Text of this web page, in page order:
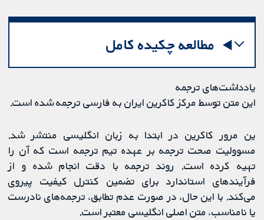
مطالعه چکیده کامل
یادداشت‌های ترجمه
این متن توسط مرکز کاکرین ایران به فارسی ترجمه شده است.
ین مرور کاکرین در ابتدا به زبان انگلیسی منتشر شد.
مسوولیت صحت ترجمه بر عهده تیم ترجمه است که آن را
تهیه کرده است. روند ترجمه با دقت انجام شده و از
فرآیندهای استاندارد برای تضمین کنترل کیفیت پیروی
می‌کند. با این حال، در صورت عدم تطابق، ترجمه‌های نادرست
یا نامناسب، متن اصلی انگلیسی معتبر است.